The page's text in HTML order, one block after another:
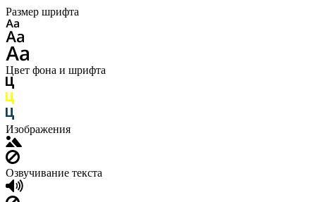
Размер шрифта
Цвет фона и шрифта
Изображения
Озвучивание текста